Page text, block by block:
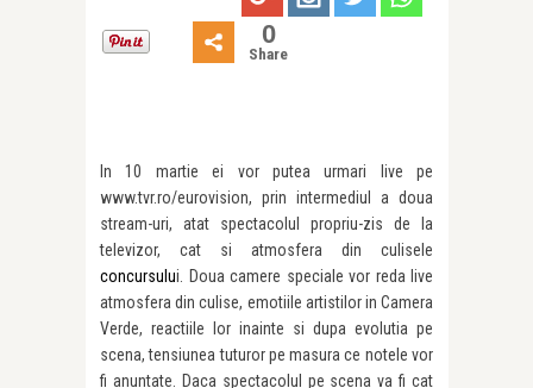
0
Share
In 10 martie ei vor putea urmari live pe
www.tvr.ro/eurovision, prin intermediul a doua
stream-uri, atat spectacolul propriu-zis de la
televizor, cat si atmosfera din culisele
concursului. Doua camere speciale vor reda live
atmosfera din culise, emotiile artistilor in Camera
Verde, reactiile lor inainte si dupa evolutia pe
scena, tensiunea tuturor pe masura ce notele vor
fi anuntate. Daca spectacolul pe scena va fi cat